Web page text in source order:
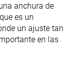
anchura de
es un
un ajuste tan
en las